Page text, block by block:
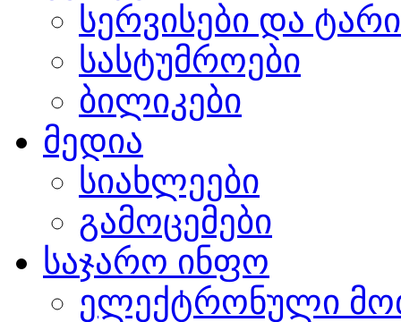
სერვისები და
სასტუმროები
ბილიკები
მედია
სიახლეები
გამოცემები
საჯარო ინფო
ელექტრონული